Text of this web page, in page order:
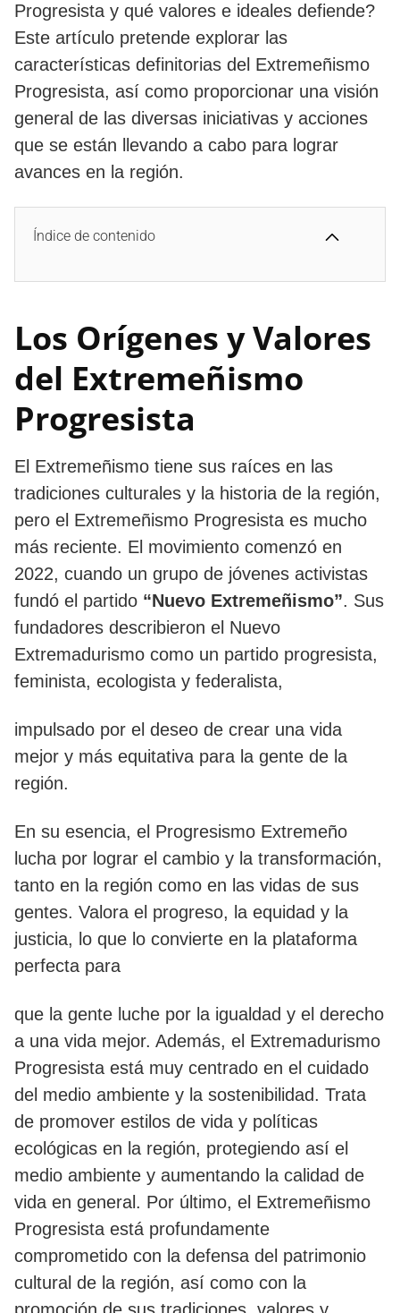
Progresista y qué valores e ideales defiende?
Este artículo pretende explorar las
características definitorias del Extremeñismo
Progresista, así como proporcionar una visión
general de las diversas iniciativas y acciones
que se están llevando a cabo para lograr
avances en la región.
Índice de contenido
Los Orígenes y Valores
del Extremeñismo
Progresista
El Extremeñismo tiene sus raíces en las
tradiciones culturales y la historia de la región,
pero el Extremeñismo Progresista es mucho
más reciente. El movimiento comenzó en
2022, cuando un grupo de jóvenes activistas
fundó el partido “Nuevo Extremeñismo”. Sus
fundadores describieron el Nuevo
Extremadurismo como un partido progresista,
feminista, ecologista y federalista,
impulsado por el deseo de crear una vida
mejor y más equitativa para la gente de la
región.
En su esencia, el Progresismo Extremeño
lucha por lograr el cambio y la transformación,
tanto en la región como en las vidas de sus
gentes. Valora el progreso, la equidad y la
justicia, lo que lo convierte en la plataforma
perfecta para
que la gente luche por la igualdad y el derecho
a una vida mejor. Además, el Extremadurismo
Progresista está muy centrado en el cuidado
del medio ambiente y la sostenibilidad. Trata
de promover estilos de vida y políticas
ecológicas en la región, protegiendo así el
medio ambiente y aumentando la calidad de
vida en general. Por último, el Extremeñismo
Progresista está profundamente
comprometido con la defensa del patrimonio
cultural de la región, así como con la